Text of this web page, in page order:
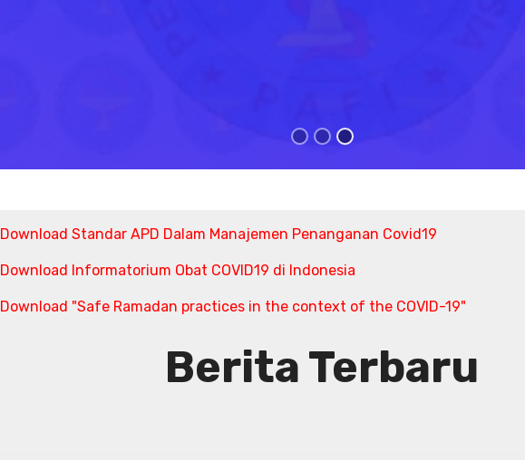
Download Standar APD Dalam Manajemen Penanganan Covid19
Download Informatorium Obat COVID19 di Indonesia
Download "Safe Ramadan practices in the context of the COVID-19"
Berita Terbaru